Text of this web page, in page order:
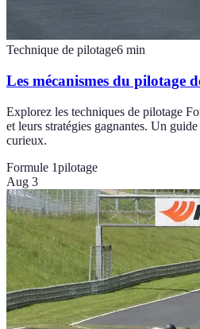
Technique de pilotage6 min
Les mécanismes du pilotage
Explorez les techniques de pilotage
et leurs stratégies gagnantes. Un
curieux.
Formule 1pilotage
Aug 3